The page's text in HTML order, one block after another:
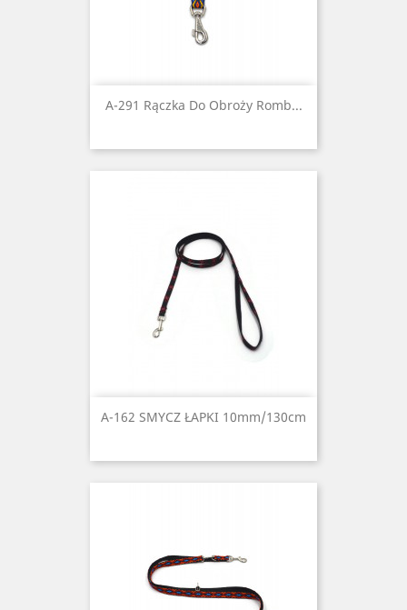
A-291 Rączka Do Obroży Romb...
A-162 SMYCZ ŁAPKI 10mm/130cm